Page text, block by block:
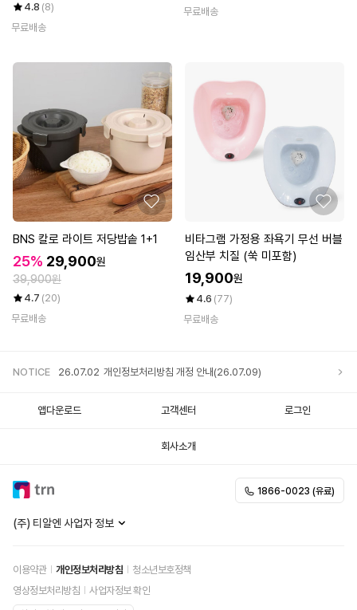
4.8 (8)
무료배송
무료배송
BNS 칼로 라이트 저당밥솥 1+1
25% 29,900원
39,900원
4.7 (20)
무료배송
비타그램 가정용 좌욕기 무선 버블
임산부 치질 (쑥 미포함)
19,900원
4.6 (77)
무료배송
NOTICE 26.07.02 개인정보처리방침 개정 안내(26.07.09)
앱다운로드 고객센터 로그인
회사소개
(주) 티알엔 사업자 정보
이용약관 개인정보처리방침
청소년보호정책
영상정보처리방침
사업자정보 확인
1866-0023 (유료)